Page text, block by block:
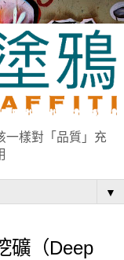
一樣對「品質」充
▼
礦（Deep